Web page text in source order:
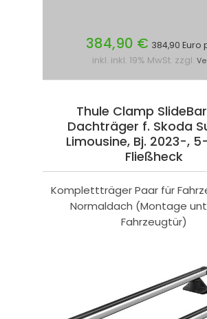
384,90 € 384,90 Euro
inkl. inkl. 19% MwSt. zzgl.
Thule Clamp
Dachträger f. Skoda
Limousine, Bj. 2023-,
Fließheck
Komplettträger Paar für
Normaldach (Montage
Fahrzeugtür)